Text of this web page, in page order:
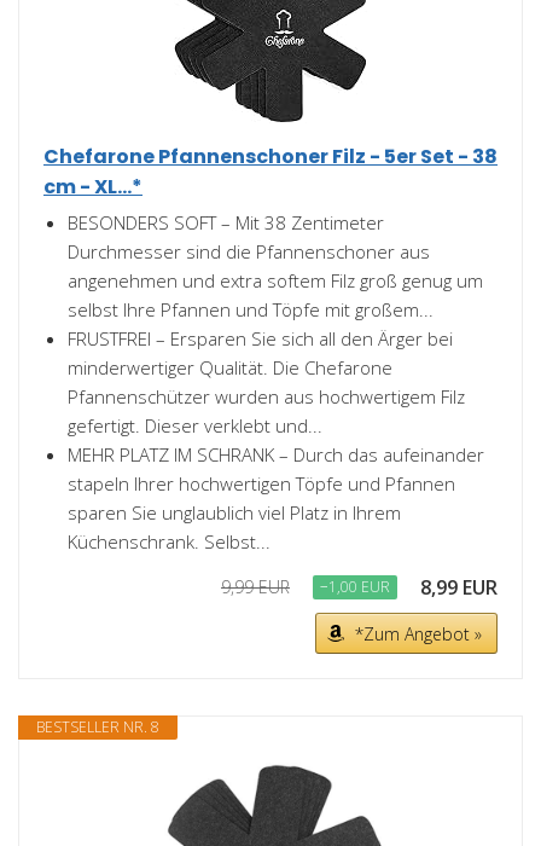
Chefarone Pfannenschoner Filz - 5er Set - 38
cm - XL...*
BESONDERS SOFT – Mit 38 Zentimeter
Durchmesser sind die Pfannenschoner aus
angenehmen und extra softem Filz groß genug um
selbst Ihre Pfannen und Töpfe mit großem...
FRUSTFREI – Ersparen Sie sich all den Ärger bei
minderwertiger Qualität. Die Chefarone
Pfannenschützer wurden aus hochwertigem Filz
gefertigt. Dieser verklebt und...
MEHR PLATZ IM SCHRANK – Durch das aufeinander
stapeln Ihrer hochwertigen Töpfe und Pfannen
sparen Sie unglaublich viel Platz in Ihrem
Küchenschrank. Selbst...
9,99 EUR −1,00 EUR 8,99 EUR
*Zum Angebot »
BESTSELLER NR. 8